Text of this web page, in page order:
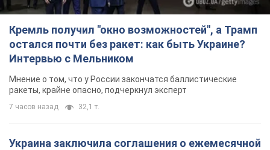
Кремль получил "окно возможностей", а Трамп
остался почти без ракет: как быть Украине?
Интервью с Мельником
Мнение о том, что у России закончатся баллистические
ракеты, крайне опасно, подчеркнул эксперт
7 часов назад 32,1 т.
Украина заключила соглашения о ежемесячной